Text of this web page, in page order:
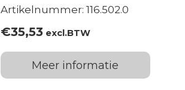
Artikelnummer: 116.502.0
€35,53excl.BTW
Meer informatie